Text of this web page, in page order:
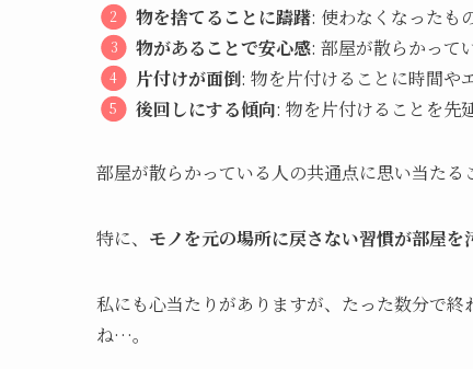
物を捨てることに躊躇: 使わなくなったも
物があることで安心感: 部屋が散らかって
片付けが面倒: 物を片付けることに時間や
後回しにする傾向: 物を片付けることを先
部屋が散らかっている人の共通点に思い当たる
特に、 モノを元の場所に戻さない習慣が部屋
私にも心当たりがありますが、たった数分で
ね…。